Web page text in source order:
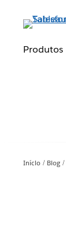
conteúdoProdutos
Início Blog